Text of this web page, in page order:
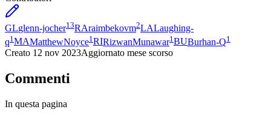
GLglenn-jocher13RAraimbekovm2LALaughing-
q1 MAMatthewNoyce1 RIRizwanMunawar1 BUBurhan-Q1
Creato 12 nov 2023Aggiornato mese scorso
Commenti
In questa pagina